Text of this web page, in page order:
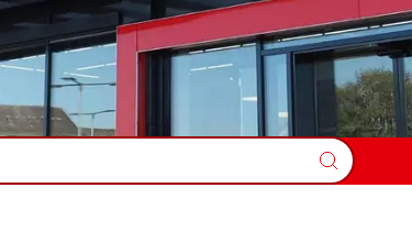
Suchen